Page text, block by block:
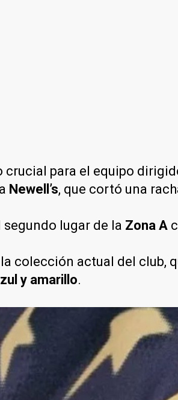
crucial para el equipo
Newell’s, que cortó una
segundo lugar de la Zona A
colección actual del club,
y amarillo.